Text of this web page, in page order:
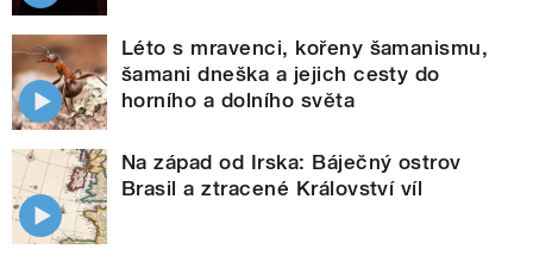
Léto s mravenci, kořeny šamanismu,
šamani dneška a jejich cesty do
horního a dolního světa
Na západ od Irska: Báječný ostrov
Brasil a ztracené Království víl